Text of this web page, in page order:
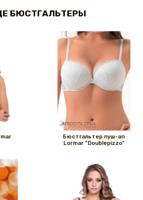
БЮСТГАЛЬТЕРЫ
Бюстгальтер пуш-ап
Lormar "Doublepizzo"